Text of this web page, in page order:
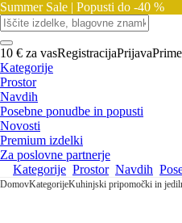
Summer Sale | Popusti do -40 %
10 € za vasRegistracijaPrijava
Kategorije
Prostor
Navdih
Posebne ponudbe in popusti
Novosti
Premium izdelki
Za poslovne partnerje
Kategorije Prostor Navdih
DomovKategorijeKuhinjski pripomočki in